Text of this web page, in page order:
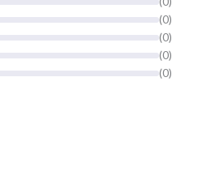
(0)
(0)
(0)
(0)